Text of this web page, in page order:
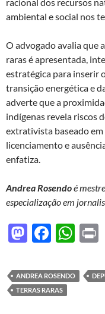
ambiental e social nos
O advogado avalia que
raras é apresentada,
estratégica para inserir
transição energética e
adverte que a
indígenas revela riscos
extrativista baseado
licenciamento e
enfatiza.
Andrea Rosendoé
especialização em
M
to
d
F
e
b
W
at
s
ANDREA ROSENDO
TERRAS RARAS